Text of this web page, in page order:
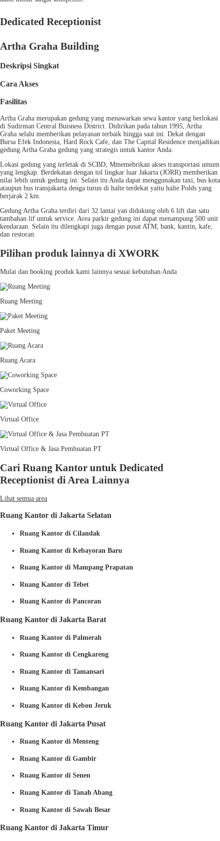
Dedicated Receptionist
Artha Graha Building
Deskripsi Singkat
Cara Akses
Fasilitas
Artha Graha merupakan gedung yang menawarkan sewa kantor yang berlokasi
di Sudirman Central Buisness District. Didirikan pada tahun 1995, Artha
Graha selalu memberikan pelayanan terbaik hingga saat ini. Dekat dengan
Bursa Efek Indonesia, Hard Rock Cafe, dan The Capital Residence menjadikan
gedung Artha Graha gedung yang strategis untuk kantor Anda.
Lokasi gedung yang terletak di SCBD, Mmemebrikan akses transportasi umum
yang lengkap. Berdekatan dengan tol lingkar luar Jakarta (JORR) memberikan
nilai lebih untuk gedung ini. Selain itu Anda dapat menggunakan taxi, bus kota
ataupun bus transjakarta denga turun di halte terdekat yaitu halte Polds yang
berjarak 2 km.
Gedung Artha Graha terdiri dari 32 lantai yan didukung oleh 6 lift dan satu
tambahan lif untuk service. Area parkir gedung ini dapat menampung 500 unit
kendaraan. Selain itu dilengkapi juga dengan pusat ATM, bank, kantin, kafe,
dan restoran.
Pilihan produk lainnya di XWORK
Mulai dan booking produk kami lainnya sesuai kebutuhan Anda
Ruang Meeting
Paket Meeting
Ruang Acara
Coworking Space
Virtual Office
Virtual Office & Jasa Pembuatan PT
Cari Ruang Kantor untuk Dedicated
Receptionist di Area Lainnya
Lihat semua area
Ruang Kantor di Jakarta Selatan
Ruang Kantor di Cilandak
Ruang Kantor di Kebayoran Baru
Ruang Kantor di Mampang Prapatan
Ruang Kantor di Tebet
Ruang Kantor di Pancoran
Ruang Kantor di Jakarta Barat
Ruang Kantor di Palmerah
Ruang Kantor di Cengkareng
Ruang Kantor di Tamansari
Ruang Kantor di Kembangan
Ruang Kantor di Kebon Jeruk
Ruang Kantor di Jakarta Pusat
Ruang Kantor di Menteng
Ruang Kantor di Gambir
Ruang Kantor di Senen
Ruang Kantor di Tanah Abang
Ruang Kantor di Sawah Besar
Ruang Kantor di Jakarta Timur